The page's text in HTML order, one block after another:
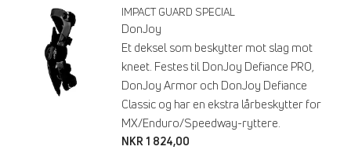
IMPACT GUARD SPECIAL
DonJoy
Et deksel som beskytter mot slag mot
kneet. Festes til DonJoy Defiance PRO,
DonJoy Armor och DonJoy Defiance
Classic og har en ekstra lårbeskytter for
MX/Enduro/Speedway-ryttere.
NKR 1 824,00